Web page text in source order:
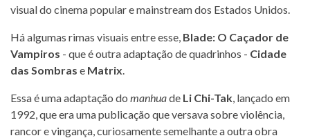
visual do cinema popular e mainstream dos Estados Unidos.
Há algumas rimas visuais entre esse, Blade: O Caçador de
Vampiros - que é outra adaptação de quadrinhos - Cidade
das Sombras e Matrix.
Essa é uma adaptação do manhuade Li Chi-Tak, lançado em
1992, que era uma publicação que versava sobre violência,
rancor e vingança, curiosamente semelhante a outra obra